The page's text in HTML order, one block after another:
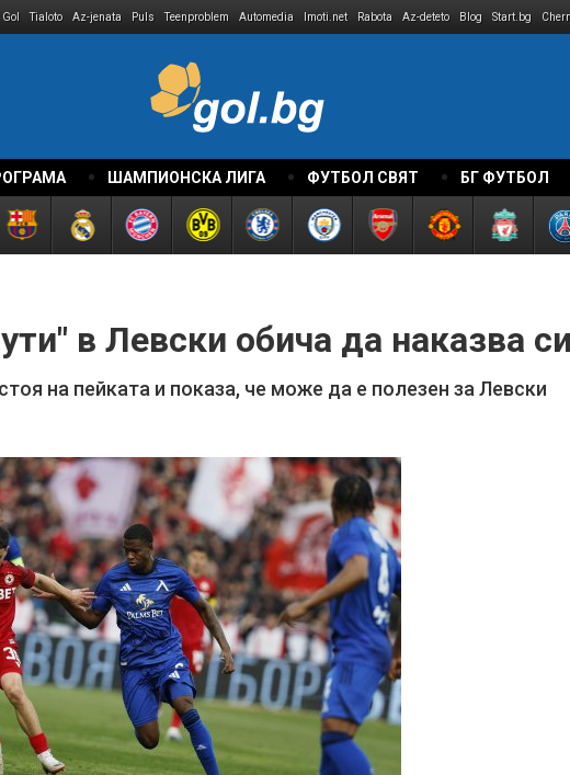
Gol Tialoto Az-jenata Puls Teenproblem Automedia Imoti.net Rabota Az-deteto Blog Start.bg
ШАМПИОНСКА ЛИГА ФУТБОЛ СВЯТ БГ ФУТБОЛ
в Левски обича да наказва
на пейката и показа, че може да е полезен за Левски